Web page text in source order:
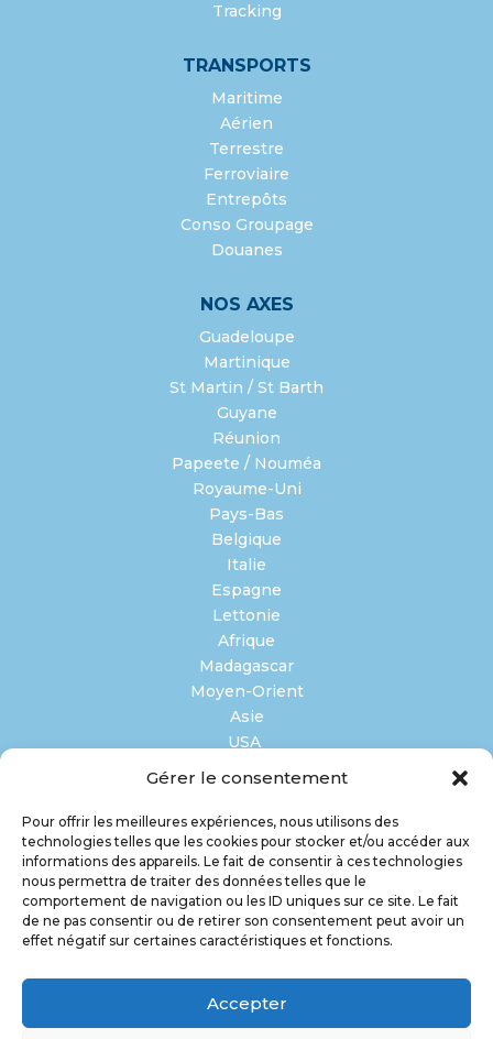
Gérer le consentement
Pour offrir les meilleures expériences, nous utilisons des
technologies telles que les cookies pour stocker et/ou accéder aux
informations des appareils. Le fait de consentir à ces technologies
nous permettra de traiter des données telles que le
comportement de navigation ou les ID uniques sur ce site. Le fait
de ne pas consentir ou de retirer son consentement peut avoir un
effet négatif sur certaines caractéristiques et fonctions.
Accepter
Tracking
TRANSPORTS
Maritime
Aérien
Terrestre
Ferroviaire
Entrepôts
Conso Groupage
Douanes
NOS AXES
Guadeloupe
Martinique
St Martin / St Barth
Guyane
Réunion
Papeete / Nouméa
Royaume-Uni
Pays-Bas
Belgique
Italie
Espagne
Lettonie
Afrique
Madagascar
Moyen-Orient
Asie
USA
Oil & Gas
Perissable
Projet Industriel
Pharmaceutique
Evénementiel
ACTUALITÉS
CONTACT